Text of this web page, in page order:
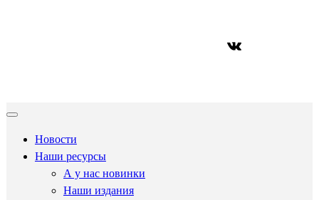
ВКонтакте
Новости
Наши ресурсы
А у нас новинки
Наши издания